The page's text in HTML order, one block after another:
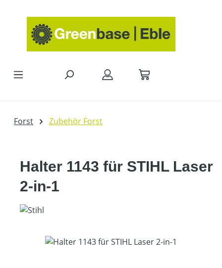
Forst Zubehör Forst
Halter 1143 für STIHL Laser
2-in-1
Bildergalerie überspringen